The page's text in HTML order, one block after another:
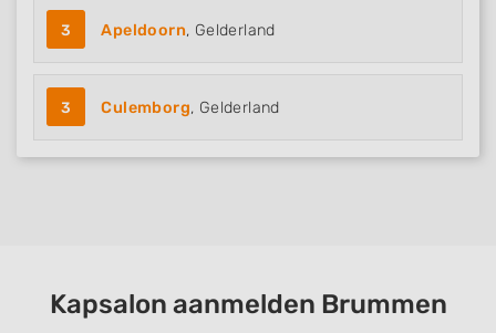
3 Apeldoorn, Gelderland
3 Culemborg, Gelderland
Kapsalon aanmelden Brummen